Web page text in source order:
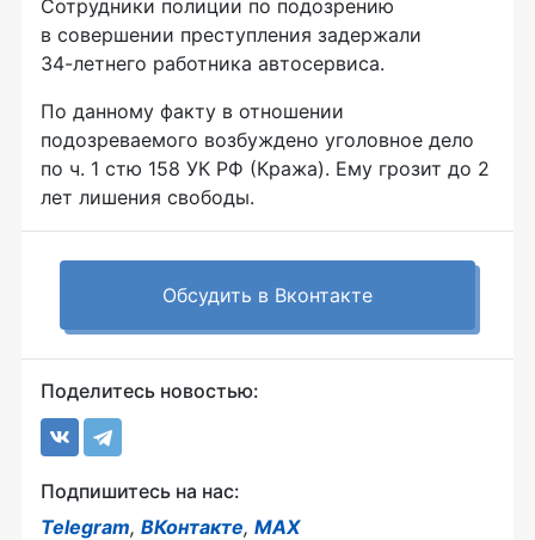
Сотрудники полиции по подозрению
в совершении преступления задержали
34-летнего работника автосервиса.
По данному факту в отношении
подозреваемого возбуждено уголовное дело
по ч. 1 стю 158 УК РФ (Кража). Ему грозит до 2
лет лишения свободы.
Обсудить в Вконтакте
Поделитесь новостью:
Подпишитесь на нас:
Telegram, ВКонтакте, MAX